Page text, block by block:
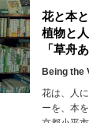
花と本
植物と
「草舟
Being the
花は、人
ーを、本